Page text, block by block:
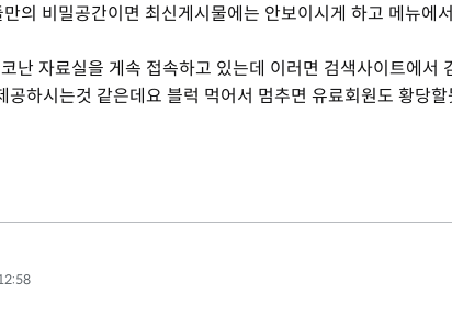
의 비밀공간이면 최신게시물에는 안보이시게 하고 메뉴에
난 자료실을 게속 접속하고 있는데 이러면 검색사이트에서
공하시는것 같은데요 블럭 먹어서 멈추면 유료회원도 황당할